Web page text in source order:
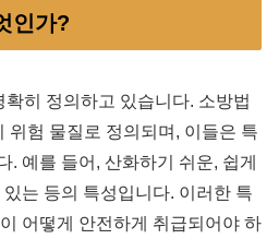
인가?
확히 정의하고 있습니다. 소방법
위험 물질로 정의되며, 이들은 특
. 예를 들어, 산화하기 쉬운, 쉽게
는 등의 특성입니다. 이러한 특
어떻게 안전하게 취급되어야 하